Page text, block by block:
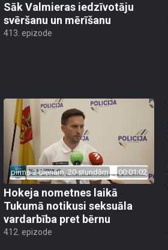
Sāk Valmieras iedzīvotāju
svēršanu un mērīšanu
413. epizode
pirms 2 dienām, 20 stundām 00:01:02
Hokeja nometnes laikā
Tukumā notikusi seksuāla
vardarbība pret bērnu
412. epizode